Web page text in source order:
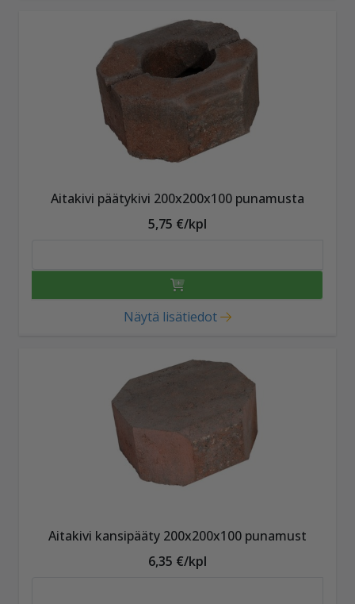
Aitakivi päätykivi 200x200x100 punamusta
5,75 €/kpl
Näytä lisätiedot
Aitakivi kansipääty 200x200x100 punamust
6,35 €/kpl